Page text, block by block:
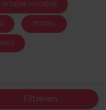
INTIEME HYGIËNE
TEXTIEL
Filtreren